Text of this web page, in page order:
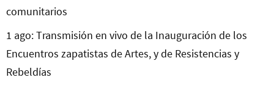
comunitarios
1 ago: Transmisión en vivo de la Inauguración de los
Encuentros zapatistas de Artes, y de Resistencias y
Rebeldías